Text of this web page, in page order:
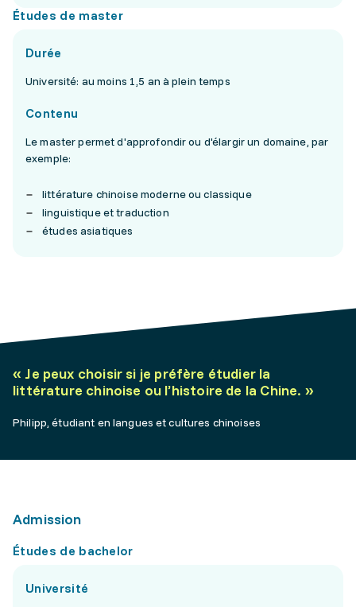
Études de master
Durée
Université: au moins 1,5 an à plein temps
Contenu
Le master permet d'approfondir ou d'élargir un domaine, par
exemple:
littérature chinoise moderne ou classique
linguistique et traduction
études asiatiques
« Je peux choisir si je préfère étudier la
littérature chinoise ou l’histoire de la Chine. »
Philipp, étudiant en langues et cultures chinoises
Admission
Études de bachelor
Université